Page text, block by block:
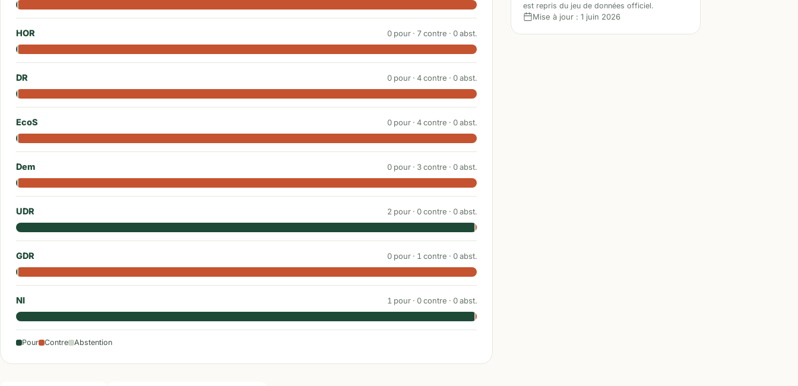
HOR 0 pour · 7contre · 0abst.
DR 0 pour · 4contre · 0abst.
EcoS 0 pour · 4contre · 0abst.
Dem 0 pour · 3contre · 0abst.
UDR 2 pour · 0contre · 0abst.
GDR 0 pour · 1 contre · 0abst.
NI 1 pour · 0contre · 0abst.
Pour Contre Abstention
est repris du jeu de données officiel.
Mise à jour : 1 juin 2026